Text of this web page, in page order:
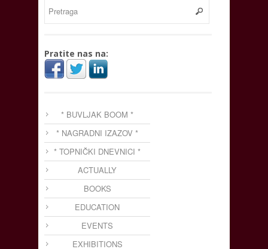
Pratite nas na:
* BUVLJAK BOOM *
* NAGRADNI IZAZOV *
* TOPNIČKI DNEVNICI *
ACTUALLY
BOOKS
EDUCATION
EVENTS
EXHIBITIONS